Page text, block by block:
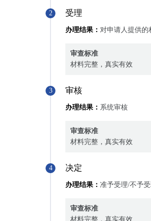
2 受理
办理结果： 对申请人提供的
审查标准
材料完整，真实有效
3 审核
办理结果： 系统审核
审查标准
材料完整，真实有效
4 决定
办理结果： 准予受理/不予
审查标准
材料完整，真实有效